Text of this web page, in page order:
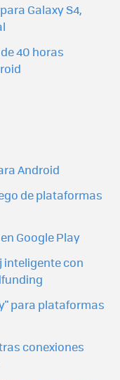
Galaxy S4,
40 horas
Android
de plataformas
Google Play
inteligente con
para plataformas
conexiones